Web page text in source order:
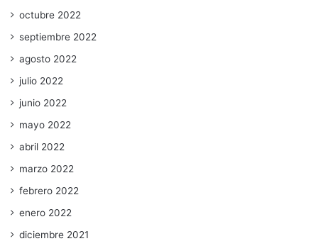
octubre 2022
septiembre 2022
agosto 2022
julio 2022
junio 2022
mayo 2022
abril 2022
marzo 2022
febrero 2022
enero 2022
diciembre 2021